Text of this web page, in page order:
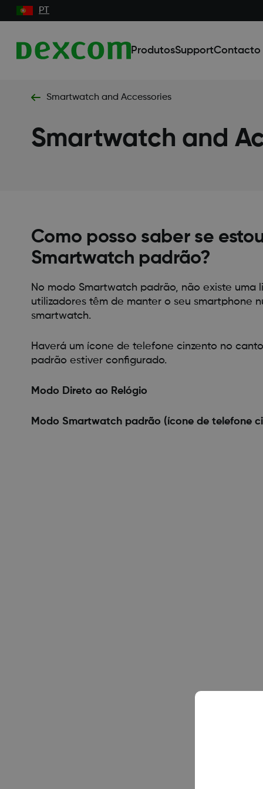
PT
ProdutosSupportContacto
Smartwatch and Accessories
Smartwatch and
Como posso saber se
Smartwatch padrão?
No modo Smartwatch padrão, não existe
utilizadores têm de manter o seu smartphone
smartwatch.
Haverá um ícone de telefone cinzento no
padrão estiver configurado.
Modo Direto ao Relógio
Modo Smartwatch padrão (ícone de telefone